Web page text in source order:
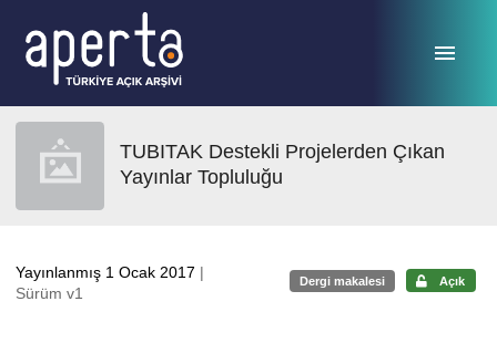
TUBITAK Destekli Projelerden Çıkan
Yayınlar Topluluğu
Yayınlanmış 1 Ocak 2017 |
Sürüm v1
Dergi makalesi Açık